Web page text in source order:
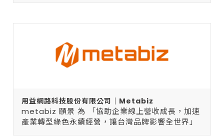
用益網路科技股份有限公司｜Metabiz
metabiz 願景 為 「協助企業線上營收成長，加速
產業轉型綠色永續經營，讓台灣品牌影響全世界」